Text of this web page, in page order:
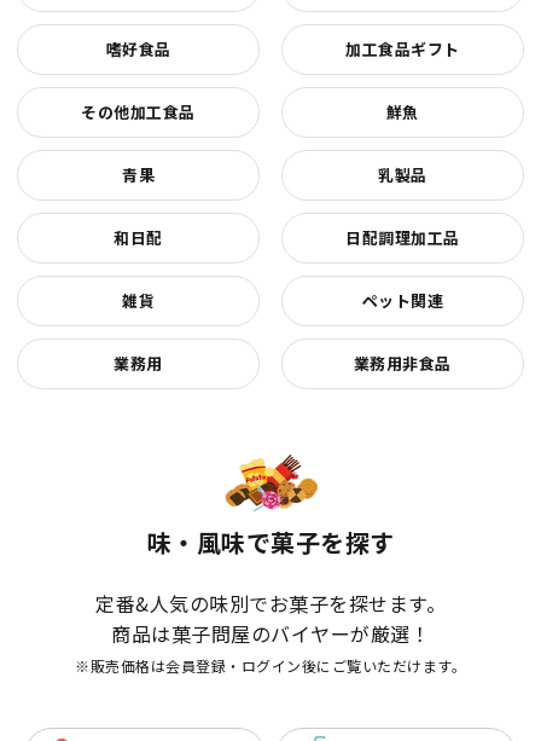
嗜好食品 加工食品ギフト
その他加工食品 鮮魚
青果 乳製品
和日配 日配調理加工品
雑貨 ペット関連
業務用 業務用非食品
味・風味で菓子を探す
定番&人気の味別でお菓子を探せます。
商品は菓子問屋のバイヤーが厳選！
※販売価格は会員登録・ログイン後にご覧いただけます。